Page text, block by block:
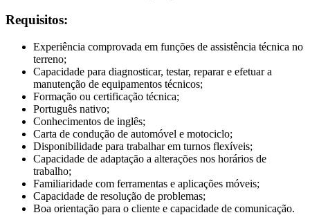
Requisitos:
Experiência comprovada em funções de assistência técnica no
terreno;
Capacidade para diagnosticar, testar, reparar e efetuar a
manutenção de equipamentos técnicos;
Formação ou certificação técnica;
Português nativo;
Conhecimentos de inglês;
Carta de condução de automóvel e motociclo;
Disponibilidade para trabalhar em turnos flexíveis;
Capacidade de adaptação a alterações nos horários de
trabalho;
Familiaridade com ferramentas e aplicações móveis;
Capacidade de resolução de problemas;
Boa orientação para o cliente e capacidade de comunicação.